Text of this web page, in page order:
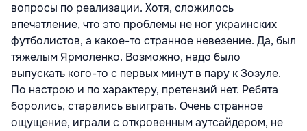
вопросы по реализации. Хотя, сложилось
впечатление, что это проблемы не ног украинских
футболистов, а какое-то странное невезение. Да, был
тяжелым Ярмоленко. Возможно, надо было
выпускать кого-то с первых минут в пару к Зозуле.
По настрою и по характеру, претензий нет. Ребята
боролись, старались выиграть. Очень странное
ощущение, играли с откровенным аутсайдером, не